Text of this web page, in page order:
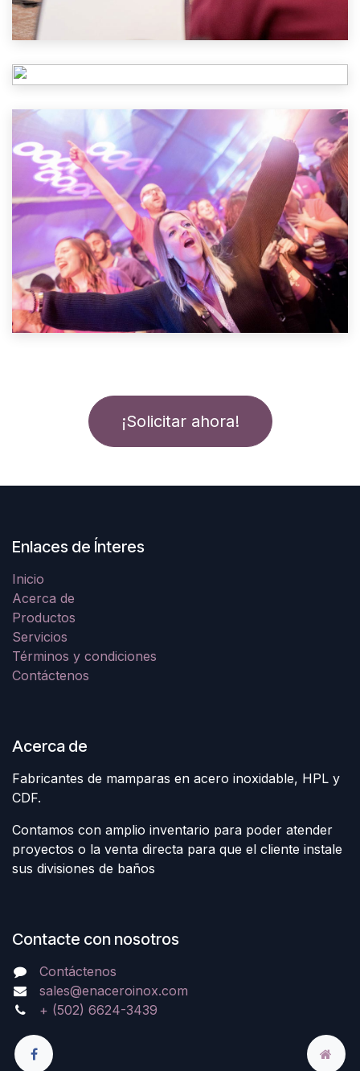
¡Solicitar ahora!
Enlaces de Ínteres
Inicio
Acerca de
Productos
Servicios
Términos y condiciones
Contáctenos
Acerca de
Fabricantes de mamparas en acero inoxidable, HPL y
CDF.
Contamos con amplio inventario para poder atender
proyectos o la venta directa para que el cliente instale
sus divisiones de baños
Contacte con nosotros
Contáctenos
sales@enaceroinox.com
+ (502) 6624-3439